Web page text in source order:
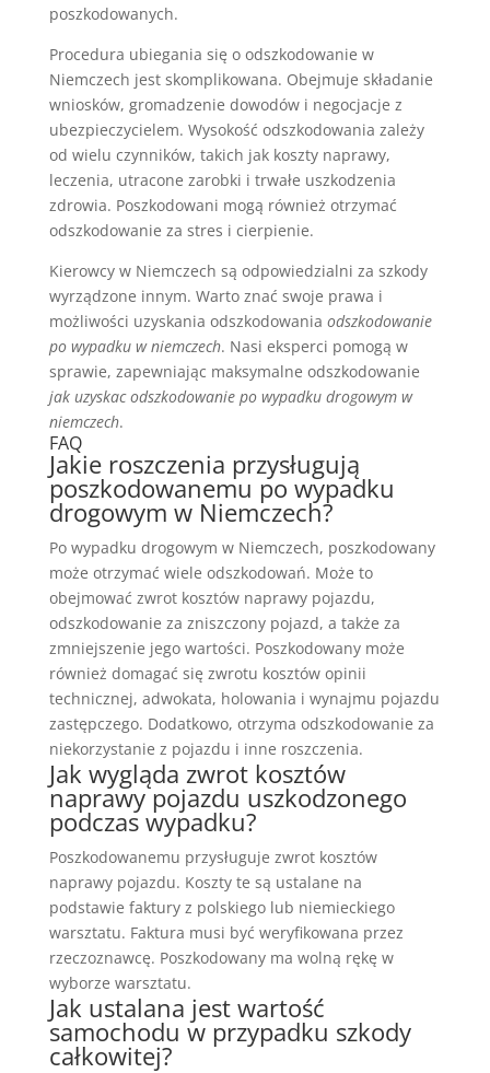
poszkodowanych.
Procedura ubiegania się o odszkodowanie w
Niemczech jest skomplikowana. Obejmuje składanie
wniosków, gromadzenie dowodów i negocjacje z
ubezpieczycielem. Wysokość odszkodowania zależy
od wielu czynników, takich jak koszty naprawy,
leczenia, utracone zarobki i trwałe uszkodzenia
zdrowia. Poszkodowani mogą również otrzymać
odszkodowanie za stres i cierpienie.
Kierowcy w Niemczech są odpowiedzialni za szkody
wyrządzone innym. Warto znać swoje prawa i
możliwości uzyskania odszkodowania odszkodowanie
po wypadku w niemczech. Nasi eksperci pomogą w
sprawie, zapewniając maksymalne odszkodowanie
jak uzyskac odszkodowanie po wypadku drogowym w
niemczech.
FAQ
Jakie roszczenia przysługują
poszkodowanemu po wypadku
drogowym w Niemczech?
Po wypadku drogowym w Niemczech, poszkodowany
może otrzymać wiele odszkodowań. Może to
obejmować zwrot kosztów naprawy pojazdu,
odszkodowanie za zniszczony pojazd, a także za
zmniejszenie jego wartości. Poszkodowany może
również domagać się zwrotu kosztów opinii
technicznej, adwokata, holowania i wynajmu pojazdu
zastępczego. Dodatkowo, otrzyma odszkodowanie za
niekorzystanie z pojazdu i inne roszczenia.
Jak wygląda zwrot kosztów
naprawy pojazdu uszkodzonego
podczas wypadku?
Poszkodowanemu przysługuje zwrot kosztów
naprawy pojazdu. Koszty te są ustalane na
podstawie faktury z polskiego lub niemieckiego
warsztatu. Faktura musi być weryfikowana przez
rzeczoznawcę. Poszkodowany ma wolną rękę w
wyborze warsztatu.
Jak ustalana jest wartość
samochodu w przypadku szkody
całkowitej?